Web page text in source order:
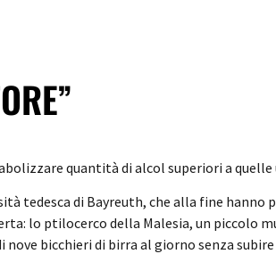
quantità di alcol superiori a quelle
tedesca di Bayreuth, che alla fine hanno
lo ptilocerco della Malesia, un piccolo
bicchieri di birra al giorno senza